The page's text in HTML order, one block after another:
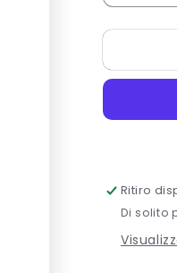
per
LIME
12OZ
Ritiro
Di solito